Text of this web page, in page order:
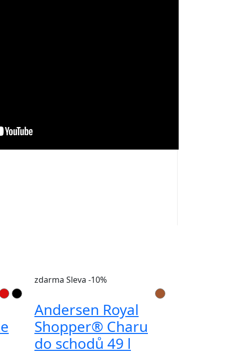
zdarma Sleva -10%
Andersen Royal
Shopper® Charu
do schodů 49 l